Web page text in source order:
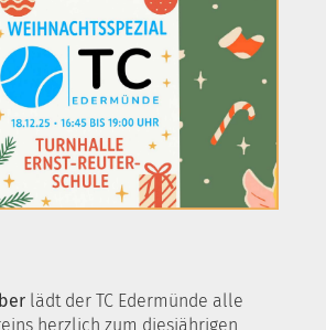
lädt der TC Edermünde alle
herzlich zum diesjährigen